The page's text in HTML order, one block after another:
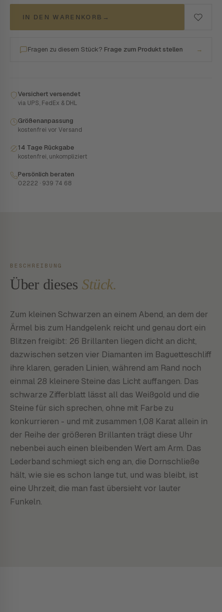
IN DEN WARENKORB →
Fragen zu diesem Stück? Frage zum Produkt stellen →
Versichert versendet
via UPS, FedEx & DHL
Größenanpassung
kostenfrei vor Versand
14 Tage Rückgabe
kostenfrei, unkompliziert
Persönlich beraten
02222 · 939 74 68
BESCHREIBUNG
Über dieses Stück.
Zum kleinen Schwarzen an einem Abend, an dem der
Ärmel bis zum Handgelenk reicht und genau dort ein
Blitzen freigibt: 26 Brillanten liegen dicht an dicht,
dazwischen setzen vier Diamanten im Baguetteschliff
ihre klaren, geraden Linien, während am Rand noch
einmal 28 kleinere Steine das Licht auffangen. Das
schwarze Zifferblatt lässt all das Weißgold und die
Steine für sich sprechen, ohne mit Farbe zu
konkurrieren - und mit zusammen 1,08 Karat allein in
der Reihe der größeren Brillanten trägt diese Uhr
nebenbei auch einen bleibenden Wert am Arm. Das
Lederband schmiegt sich eng an, die Dornschließe
hält, wie sie es schon lange tut, und was bleibt, ist
eine Uhrzeit, die man fast übersieht vor lauter
Funkeln.